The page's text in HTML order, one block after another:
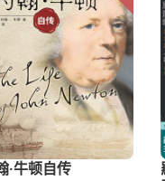
历史与传记
传记
主题研究
华人教会史
现当代
通史
宗教改革
中世纪
基督徒生活